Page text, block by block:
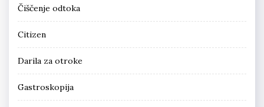
Čiščenje odtoka
Citizen
Darila za otroke
Gastroskopija